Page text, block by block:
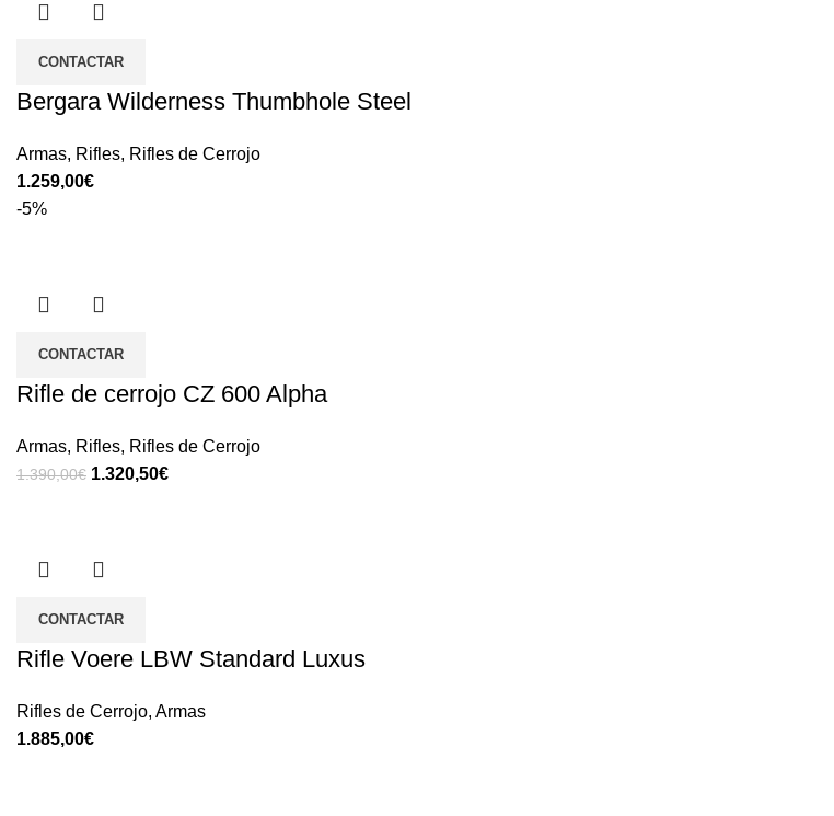
CONTACTAR
Bergara Wilderness Thumbhole Steel
Armas, Rifles, Rifles de Cerrojo
€
-5%
CONTACTAR
Rifle de cerrojo CZ 600 Alpha
Armas, Rifles, Rifles de Cerrojo
1.390,00€ 1.320,50€
CONTACTAR
Rifle Voere LBW Standard Luxus
Rifles de Cerrojo, Armas
€